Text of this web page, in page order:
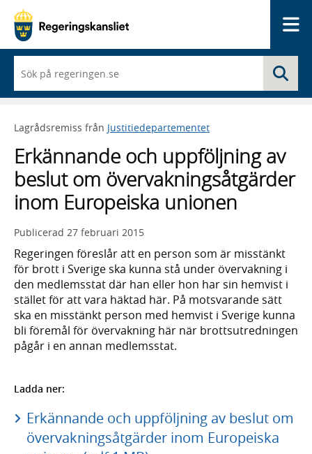
du
börjar
skriva
framträder
lista
med
sökförslag
Lagrådsremiss från Justitiedepartementet
Erkännande och uppföljning av
beslut om övervakningsåtgärder
inom Europeiska unionen
Publicerad 27 februari 2015
Regeringen föreslår att en person som är misstänkt
för brott i Sverige ska kunna stå under övervakning i
den medlemsstat där han eller hon har sin hemvist i
stället för att vara häktad här. På motsvarande sätt
ska en misstänkt person med hemvist i Sverige kunna
bli föremål för övervakning här när brottsutredningen
pågår i en annan medlemsstat.
Ladda ner:
Erkännande och uppföljning av beslut om
övervakningsåtgärder inom Europeiska